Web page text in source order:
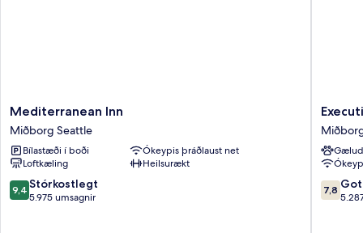
Mediterranean
Inn
Miðborg
Seattle
Mediterranean Inn
Miðborg Seattle
Bílastæði í boði
Ókeypis þráðlaust net
Loftkæling
Heilsurækt
9.4
af
9,4 Stórkostlegt
5.975 umsagnir
Hotel
Pacific
Seattle
7.8
af
7,8